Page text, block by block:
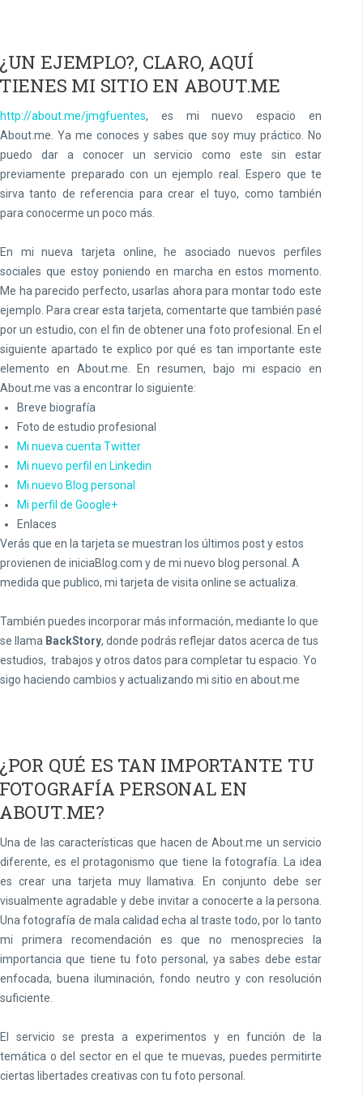
EJEMPLO?, CLARO, AQUÍ
MI SITIO EN ABOUT.ME
http://about.me/jmgfuentes, es mi nuevo espacio en
About.me. Ya me conoces y sabes que soy muy práctico. No
puedo dar a conocer un servicio como este sin estar
previamente preparado con un ejemplo real. Espero que te
sirva tanto de referencia para crear el tuyo, como también
para conocerme un poco más.
En mi nueva tarjeta online, he asociado nuevos perfiles
sociales que estoy poniendo en marcha en estos momento.
Me ha parecido perfecto, usarlas ahora para montar todo este
ejemplo. Para crear esta tarjeta, comentarte que también pasé
por un estudio, con el fin de obtener una foto profesional. En el
siguiente apartado te explico por qué es tan importante este
elemento en About.me. En resumen, bajo mi espacio en
About.me vas a encontrar lo siguiente:
Breve biografía
Foto de estudio profesional
Mi nueva cuenta Twitter
Mi nuevo perfil en Linkedin
Mi nuevo Blog personal
Mi perfil de Google+
Enlaces
Verás que en la tarjeta se muestran los últimos post y estos
provienen de iniciaBlog.com y de mi nuevo blog personal. A
medida que publico, mi tarjeta de visita online se actualiza.
También puedes incorporar más información, mediante lo que
se llama BackStory, donde podrás reflejar datos acerca de tus
estudios, trabajos y otros datos para completar tu espacio. Yo
sigo haciendo cambios y actualizando mi sitio en about.me
QUÉ ES TAN IMPORTANTE TU
PERSONAL EN
Una de las características que hacen de About.me un servicio
diferente, es el protagonismo que tiene la fotografía. La idea
es crear una tarjeta muy llamativa. En conjunto debe ser
visualmente agradable y debe invitar a conocerte a la persona.
Una fotografía de mala calidad echa al traste todo, por lo tanto
mi primera recomendación es que no menosprecies la
importancia que tiene tu foto personal, ya sabes debe estar
enfocada, buena iluminación, fondo neutro y con resolución
suficiente.
El servicio se presta a experimentos y en función de la
temática o del sector en el que te muevas, puedes permitirte
ciertas libertades creativas con tu foto personal.